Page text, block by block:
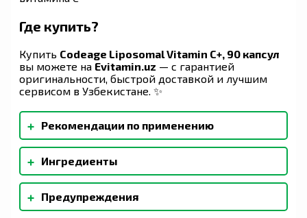
Где купить?
Купить Codeage Liposomal Vitamin C+, 90 капсул
вы можете на Evitamin.uz — с гарантией
оригинальности, быстрой доставкой и лучшим
сервисом в Узбекистане. ✨
+ Рекомендации по применению
Принимать по 3 капсулы в день, запивая 240 мл
(8 унциями) воды или вашего любимого
напитка. Можно принимать независимо от
приема пищи.
+ Ингредиенты
Капсула из метилцеллюлозы. Данный продукт
производится на предприятии, где
обрабатывается рыба. Этот продукт на 100% не
+ Предупреждения